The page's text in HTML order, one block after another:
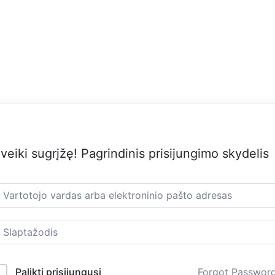
sugrįžę! Pagrindinis prisijungimo skydelis
Palikti prisijungusį Forgot